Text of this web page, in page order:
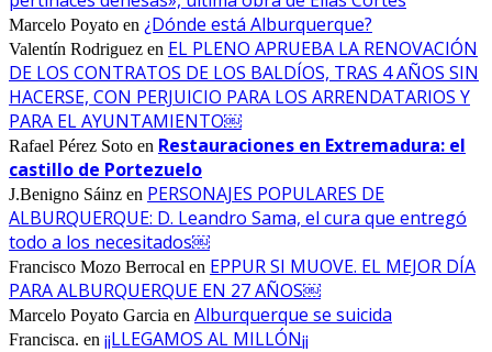
Marcelo Poyato en ¿Dónde está Alburquerque?
Valentín Rodriguez en EL PLENO APRUEBA LA RENOVACIÓN
DE LOS CONTRATOS DE LOS BALDÍOS, TRAS 4 AÑOS SIN
HACERSE, CON PERJUICIO PARA LOS ARRENDATARIOS Y
PARA EL AYUNTAMIENTO￼
Rafael Pérez Soto en Restauraciones en Extremadura: el
castillo de Portezuelo
J.Benigno Sáinz en PERSONAJES POPULARES DE
ALBURQUERQUE: D. Leandro Sama, el cura que entregó
todo a los necesitados￼
Francisco Mozo Berrocal en EPPUR SI MUOVE. EL MEJOR DÍA
PARA ALBURQUERQUE EN 27 AÑOS￼
Marcelo Poyato Garcia en Alburquerque se suicida
Francisca. en ¡¡LLEGAMOS AL MILLÓN¡¡